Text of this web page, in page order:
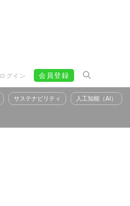
ログイン 会員登録
サステナビリティ 人工知能（AI）